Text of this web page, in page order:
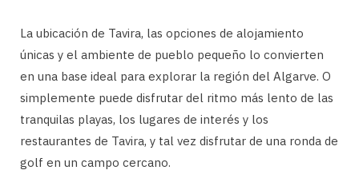
La ubicación de Tavira, las opciones de alojamiento
únicas y el ambiente de pueblo pequeño lo convierten
en una base ideal para explorar la región del Algarve. O
simplemente puede disfrutar del ritmo más lento de las
tranquilas playas, los lugares de interés y los
restaurantes de Tavira, y tal vez disfrutar de una ronda de
golf en un campo cercano.